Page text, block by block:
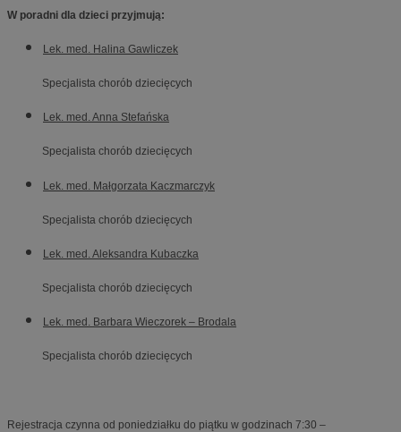
W poradni dla dzieci przyjmują:
Lek. med. Halina Gawliczek
Specjalista chorób dziecięcych
Lek. med. Anna Stefańska
Specjalista chorób dziecięcych
Lek. med. Małgorzata Kaczmarczyk
Specjalista chorób dziecięcych
Lek. med. Aleksandra Kubaczka
Specjalista chorób dziecięcych
Lek. med. Barbara Wieczorek – Brodala
Specjalista chorób dziecięcych
Rejestracja czynna od poniedziałku do piątku w godzinach 7:30 –